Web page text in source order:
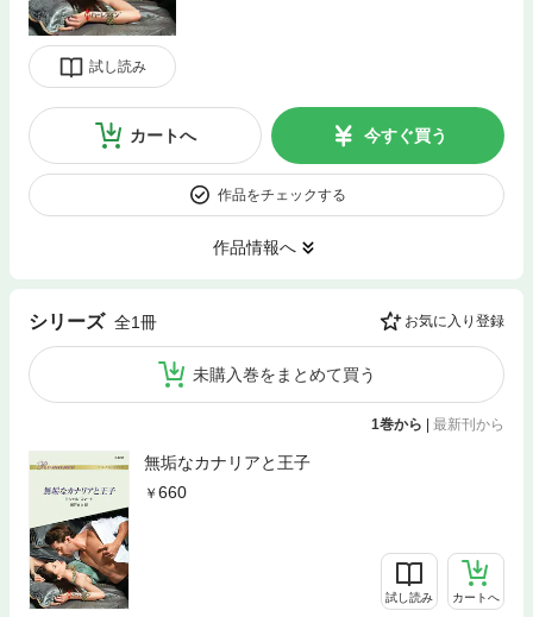
試し読み
カートへ 今すぐ買う
作品をチェックする
作品情報へ
シリーズ 全1冊 お気に入り登録
未購入巻をまとめて買う
1巻から 最新刊から
無垢なカナリアと王子
660
試し読み カートへ